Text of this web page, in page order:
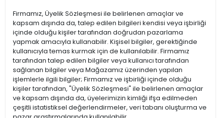
Firmamız, Üyelik Sözleşmesi ile belirlenen amaçlar ve
kapsam dışında da, talep edilen bilgileri kendisi veya işbirliği
içinde olduğu kişiler tarafından doğrudan pazarlama
yapmak amacıyla kullanabilir. Kişisel bilgiler, gerektiğinde
kullanıcıyla temas kurmak için de kullanılabilir. Firmamız
tarafından talep edilen bilgiler veya kullanıcı tarafından
sağlanan bilgiler veya Mağazamız üzerinden yapılan
işlemlerle ilgili bilgiler; Firmamız ve işbirliği içinde olduğu
kişiler tarafından, "Üyelik Sözleşmesi" ile belirlenen amaçlar
ve kapsam dışında da, üyelerimizin kimliği ifşa edilmeden
çeşitli istatistiksel değerlendirmeler, veri tabanı oluşturma ve